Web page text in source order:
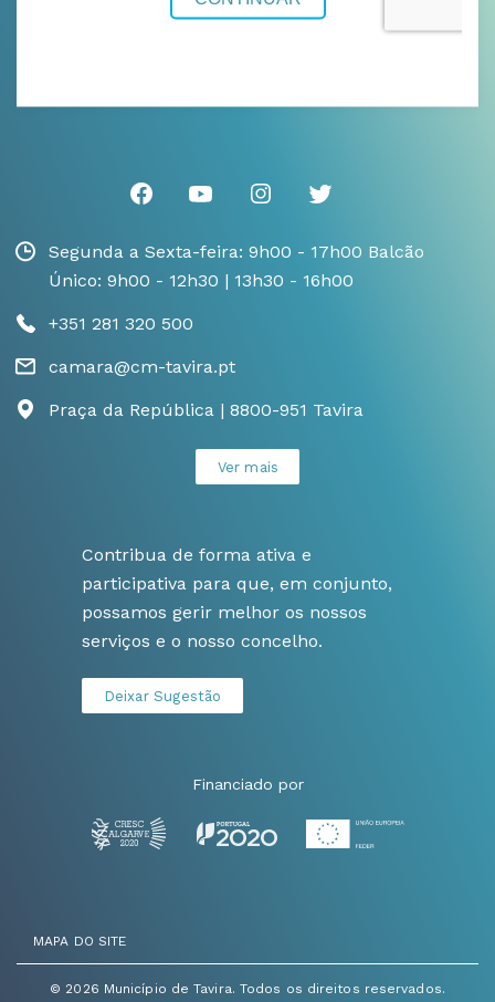
Segunda a Sexta-feira: 9h00 - 17h00 Balcão
Único: 9h00 - 12h30 | 13h30 - 16h00
+351 281 320 500
camara@cm-tavira.pt
Praça da República | 8800-951 Tavira
Ver mais
Contribua de forma ativa e
participativa para que, em conjunto,
possamos gerir melhor os nossos
serviços e o nosso concelho.
Deixar Sugestão
Financiado por
© 2026 Município de Tavira. Todos os direitos reservados.
MAPA DO SITE